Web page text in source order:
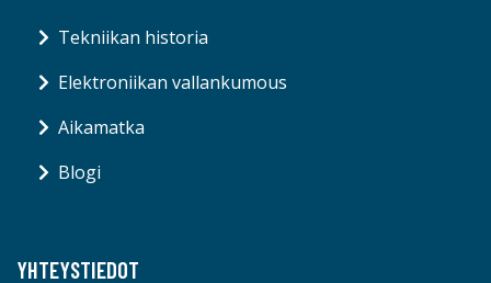
Tekniikan historia
Elektroniikan vallankumous
Aikamatka
Blogi
YHTEYSTIEDOT